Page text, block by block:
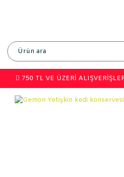
750 TL VE ÜZERİ